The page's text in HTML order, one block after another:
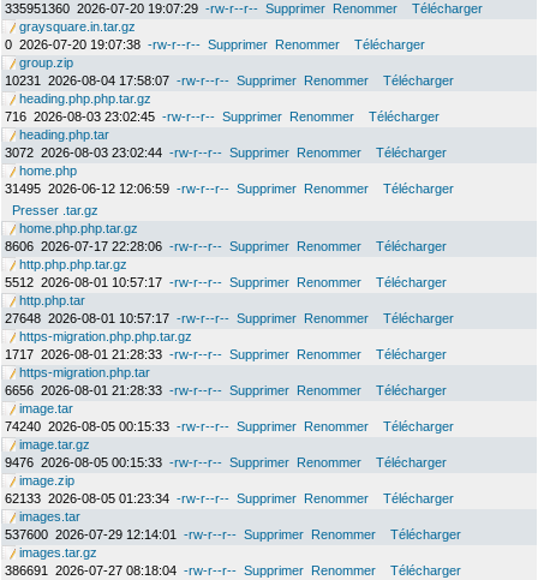
335951360 2026-07-20 19:07:29 -rw-r--r-- Supprimer Renommer
Télécharger
graysquare.in.tar.gz
0 2026-07-20 19:07:38 -rw-r--r-- Supprimer Renommer
Télécharger
group.zip
10231
2026-08-04 17:58:07 -rw-r--r-- Supprimer Renommer
Télécharger
heading.php.php.tar.gz
716 2026-08-03 23:02:45 -rw-r--r-- Supprimer Renommer
Télécharger
heading.php.tar
3072 2026-08-03 23:02:44 -rw-r--r-- Supprimer Renommer
Télécharger
home.php
31495 2026-06-12 12:06:59 -rw-r--r-- Supprimer Renommer
Télécharger
Presser .tar.gz
home.php.php.tar.gz
8606 2026-07-17 22:28:06 -rw-r--r-- Supprimer Renommer
Télécharger
http.php.php.tar.gz
5512 2026-08-01 10:57:17 -rw-r--r-- Supprimer Renommer
Télécharger
http.php.tar
27648 2026-08-01 10:57:17 -rw-r--r-- Supprimer Renommer
Télécharger
https-migration.php.php.tar.gz
1717 2026-08-01 21:28:33 -rw-r--r-- Supprimer Renommer
Télécharger
https-migration.php.tar
6656 2026-08-01 21:28:33 -rw-r--r-- Supprimer Renommer
Télécharger
image.tar
74240 2026-08-05 00:15:33 -rw-r--r-- Supprimer Renommer
Télécharger
image.tar.gz
9476 2026-08-05 00:15:33 -rw-r--r-- Supprimer Renommer
Télécharger
image.zip
62133 2026-08-05 01:23:34 -rw-r--r-- Supprimer Renommer
Télécharger
images.tar
537600 2026-07-29 12:14:01 -rw-r--r-- Supprimer Renommer
Télécharger
images.tar.gz
386691
2026-07-27 08:18:04 -rw-r--r-- Supprimer Renommer
Télécharger